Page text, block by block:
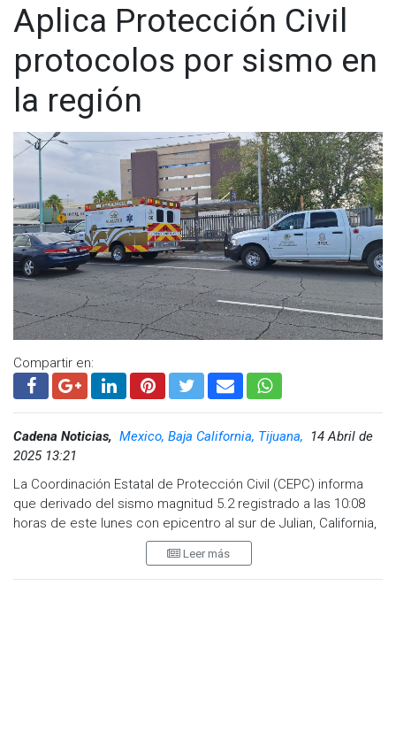
Aplica Protección Civil
protocolos por sismo en
la región
Compartir en:
Cadena Noticias, Mexico, Baja California, Tijuana,
14 Abril de
2025 13:21
La Coordinación Estatal de Protección Civil (CEPC) informa
que derivado del sismo magnitud 5.2 registrado a las 10:08
horas de este lunes con epicentro al sur de Julian, California,
se activaron diversos protocolos de prevención y seguridad
Leer más